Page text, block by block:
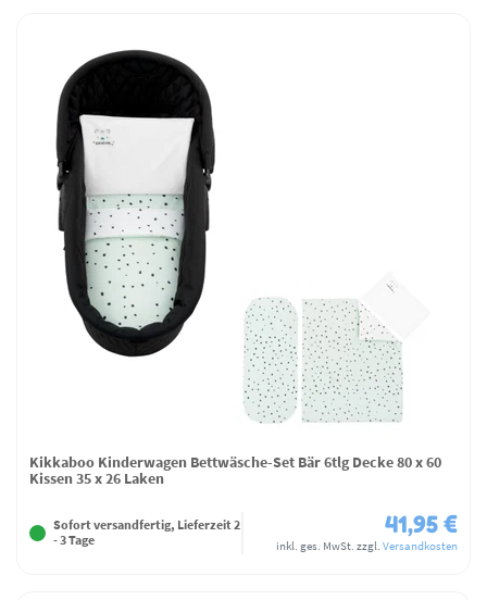
Kikkaboo Kinderwagen Bettwäsche-Set Bär 6tlg Decke 80 x 60
Kissen 35 x 26 Laken
Sofort versandfertig, Lieferzeit 2
- 3 Tage
41,95 €
inkl. ges. MwSt. zzgl. Versandkosten